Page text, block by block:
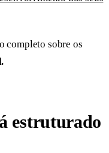
completo sobre os
estruturado